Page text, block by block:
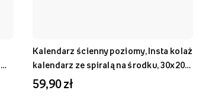
Kalendarz ścienny poziomy, Insta kolaż
kalendarz ze spiralą na środku, 30x20-
A4
59,90 zł